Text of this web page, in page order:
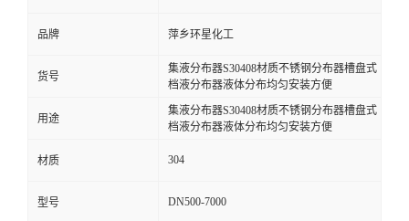
品牌 萍乡环星化工
货号
集液分布器S30408材质不锈钢分布器槽盘式
档液分布器液体分布均匀安装方便
用途
集液分布器S30408材质不锈钢分布器槽盘式
档液分布器液体分布均匀安装方便
材质 304
型号 DN500-7000